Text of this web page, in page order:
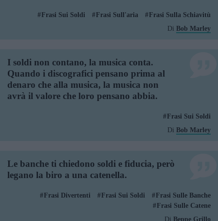
Frasi Sui Soldi Frasi Sull'aria
Frasi Sulla Schiavitù
Di Bob Marley
I soldi non contano, la musica conta.
Quando i discografici pensano prima al
denaro che alla musica, la musica non
avrà il valore che loro pensano abbia.
Frasi Sui Soldi
Di Bob Marley
Le banche ti chiedono soldi e fiducia, però
legano la biro a una catenella.
Frasi Divertenti Frasi Sui Soldi
Frasi Sulle Banche
Frasi Sulle Catene
Di Beppe Grillo